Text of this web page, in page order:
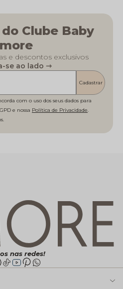
Clube Baby
e descontos exclusivos
se ao lado ⇾
Cadastrar
com o uso dos seus dados para
e nossa Política de Privacidade
nas redes!